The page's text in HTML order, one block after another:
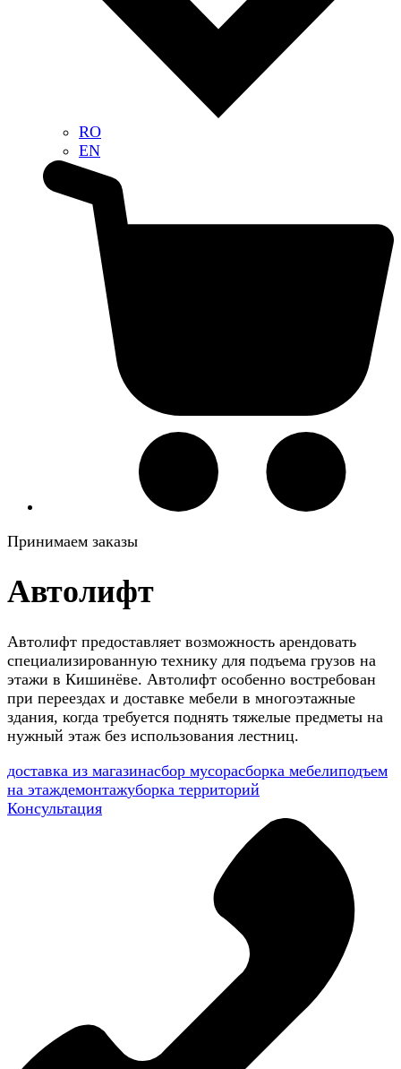
RO
EN
Принимаем заказы
Автолифт
Автолифт предоставляет возможность арендовать
специализированную технику для подъема грузов на
этажи в Кишинёве. Автолифт особенно востребован
при переездах и доставке мебели в многоэтажные
здания, когда требуется поднять тяжелые предметы на
нужный этаж без использования лестниц.
доставка из магазинасбор мусорасборка мебелиподъем
на этаждемонтажуборка территорий
Консультация